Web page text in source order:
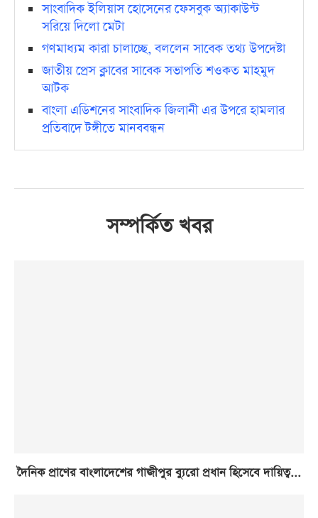
সাংবাদিক ইলিয়াস হোসেনের ফেসবুক অ্যাকাউন্ট
সরিয়ে দিলো মেটা
গণমাধ্যম কারা চালাচ্ছে, বললেন সাবেক তথ্য উপদেষ্টা
জাতীয় প্রেস ক্লাবের সাবেক সভাপতি শওকত মাহমুদ
আটক
বাংলা এডিশনের সাংবাদিক জিলানী এর উপরে হামলার
প্রতিবাদে টঙ্গীতে মানববন্ধন
সম্পর্কিত খবর
দৈনিক প্রাণের বাংলাদেশের গাজীপুর ব্যুরো প্রধান হিসেবে দায়িত্ব...